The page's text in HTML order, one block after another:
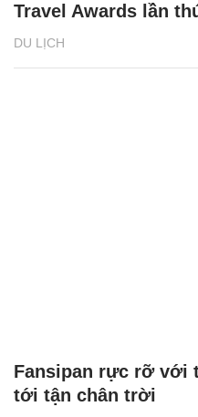
DU LỊCH
Travel Awards lần
Fansipan rực rỡ với
tới tận chân trời